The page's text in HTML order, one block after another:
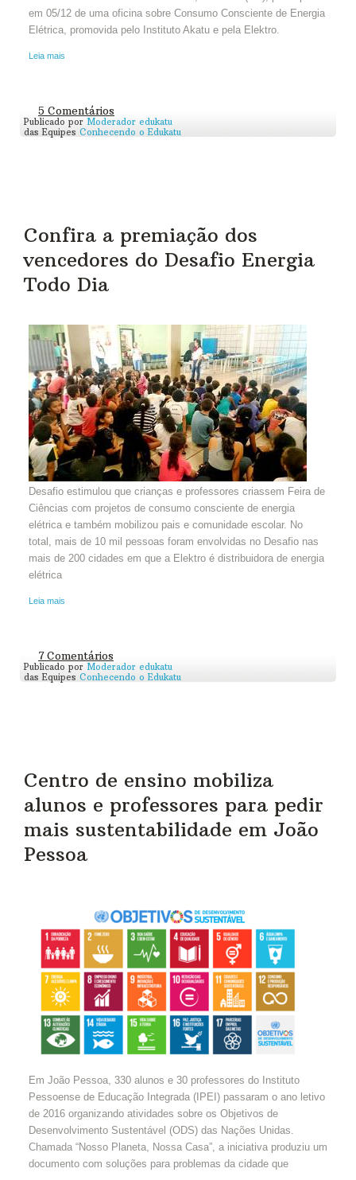
em 05/12 de uma oficina sobre Consumo Consciente de Energia
Elétrica, promovida pelo Instituto Akatu e pela Elektro.
Leia mais
5 Comentários
Publicado por Moderador edukatu
das Equipes Conhecendo o Edukatu
Confira a premiação dos
vencedores do Desafio Energia
Todo Dia
Desafio estimulou que crianças e professores criassem Feira de
Ciências com projetos de consumo consciente de energia
elétrica e também mobilizou pais e comunidade escolar. No
total, mais de 10 mil pessoas foram envolvidas no Desafio nas
mais de 200 cidades em que a Elektro é distribuidora de energia
elétrica
Leia mais
7 Comentários
Publicado por Moderador edukatu
das Equipes Conhecendo o Edukatu
Centro de ensino mobiliza
alunos e professores para pedir
mais sustentabilidade em João
Pessoa
Em João Pessoa, 330 alunos e 30 professores do Instituto
Pessoense de Educação Integrada (IPEI) passaram o ano letivo
de 2016 organizando atividades sobre os Objetivos de
Desenvolvimento Sustentável (ODS) das Nações Unidas.
Chamada “Nosso Planeta, Nossa Casa”, a iniciativa produziu um
documento com soluções para problemas da cidade que